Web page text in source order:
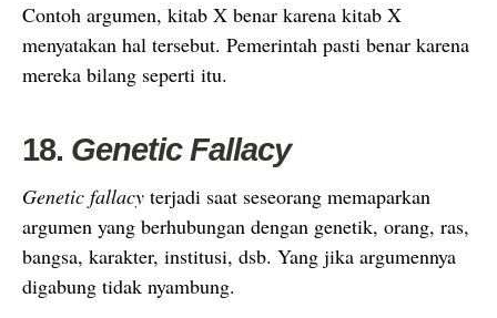
Contoh argumen, kitab X benar karena kitab X
menyatakan hal tersebut. Pemerintah pasti benar karena
mereka bilang seperti itu.
18. Genetic Fallacy
Genetic fallacy terjadi saat seseorang memaparkan
argumen yang berhubungan dengan genetik, orang, ras,
bangsa, karakter, institusi, dsb. Yang jika argumennya
digabung tidak nyambung.